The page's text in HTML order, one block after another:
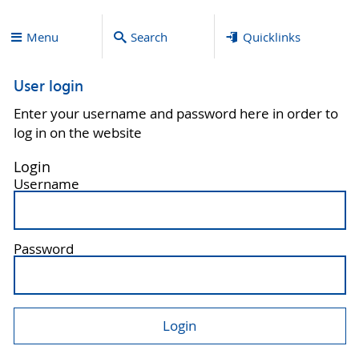
Menu Search Quicklinks
User login
Enter your username and password here in order to
log in on the website
Login
Username
Password